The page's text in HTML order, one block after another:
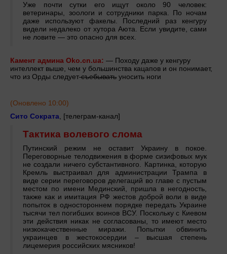
Уже почти сутки его ищут около 90 человек:
ветеринары, зоологи и сотрудники парка. По ночам
даже используют факелы. Последний раз кенгуру
видели недалеко от хутора Аюта. Если увидите, сами
не ловите — это опасно для всех.
Камент админа Oko.cn.ua: — Походу даже у кенгуру
интеллект выше, чем у большинства кацапов и он понимает,
что из Орды следуетсъебывать уносить ноги
(Оновлено 10:00)
Сито Сократа, [телеграм-канал]
Тактика волевого слома
Путинский режим не оставит Украину в покое.
Переговорные телодвижения в форме сизифовых мук
не создали ничего субстантивного. Картинка, которую
Кремль выстраивал для администрации Трампа в
виде серии переговоров делегаций во главе с пустым
местом по имени Мединский, пришла в негодность,
также как и имитация РФ жестов доброй воли в виде
попыток в одностороннем порядке передать Украине
тысячи тел погибших воинов ВСУ. Поскольку с Киевом
эти действия никак не согласованы, то имеют место
низкокачественные миражи. Попытки обвинить
украинцев в жестокосердии – высшая степень
лицемерия российских мясников!